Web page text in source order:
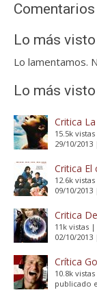
Lo más
Lo lamentamos.
Lo más
Critica
15.5k vistas
29/10/2013
Critica El
12.6k vistas
09/10/2013
Critica
11k vistas |
02/10/2013
Crítica
10.8k vistas
publicado